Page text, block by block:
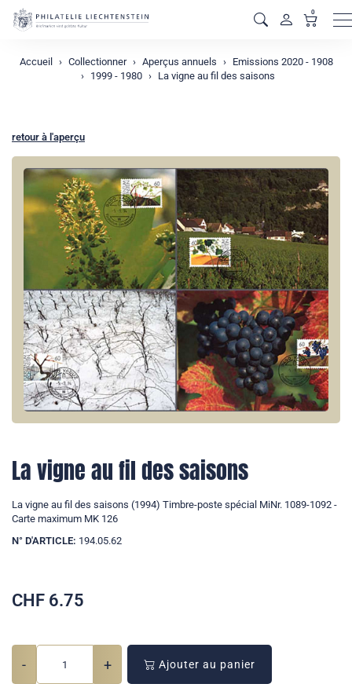
0
Accueil Collectionner Aperçus annuels
Emissions 2020 - 1908
1999 - 1980
La vigne au fil des saisons
retour à l'aperçu
La vigne au fil des saisons
La vigne au fil des saisons (1994) Timbre-poste spécial MiNr. 1089-1092 -
Carte maximum MK 126
N° D'ARTICLE: 194.05.62
CHF 6.75
- + Ajouter au panier